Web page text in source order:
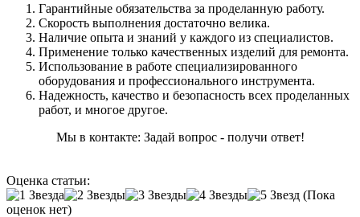
Гарантийные обязательства за проделанную работу.
Скорость выполнения достаточно велика.
Наличие опыта и знаний у каждого из специалистов.
Применение только качественных изделий для ремонта.
Использование в работе специализированного
оборудования и профессионального инструмента.
Надежность, качество и безопасность всех проделанных
работ, и многое другое.
Мы в контакте: Задай вопрос - получи ответ!
Оценка статьи:
(Пока
оценок нет)